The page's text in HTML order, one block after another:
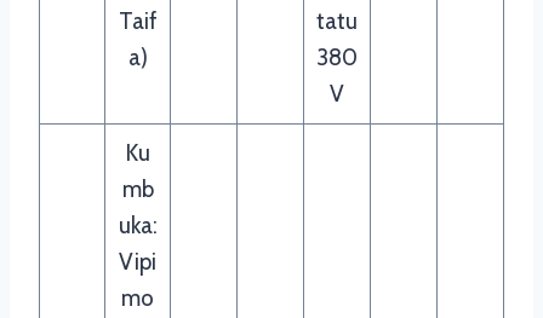
Taif
a)
tatu
380
V
Ku
mb
uka:
Vipi
mo